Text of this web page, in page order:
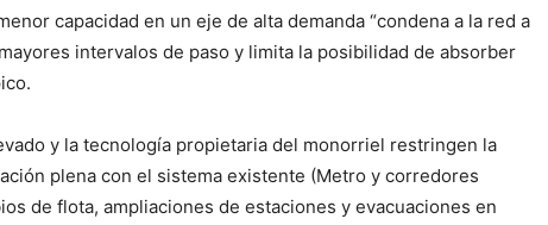
capacidad en un eje de alta demanda “condena a la red a
intervalos de paso y limita la posibilidad de absorber
y la tecnología propietaria del monorriel restringen la
plena con el sistema existente (Metro y corredores
de flota, ampliaciones de estaciones y evacuaciones en